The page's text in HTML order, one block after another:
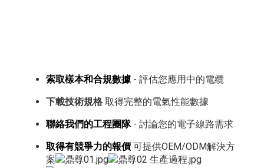
索取樣本和合規數據- 評估您應用中的電纜
下載技術規格取得完整的電氣性能數據
聯絡我們的工程團隊- 討論您的電子線路需求
取得有競爭力的報價可提供OEM/ODM解決方
案